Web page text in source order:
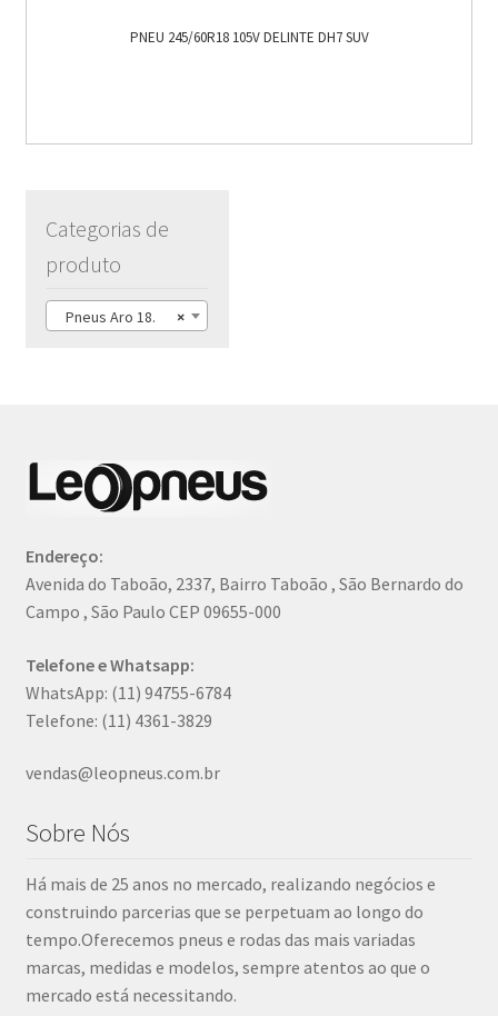
PNEU 245/60R18 105V DELINTE DH7 SUV
Categorias de
produto
×
Pneus Aro 18.
Endereço:
Avenida do Taboão, 2337, Bairro Taboão , São Bernardo do
Campo , São Paulo CEP 09655-000
Telefone e Whatsapp:
WhatsApp: (11) 94755-6784
Telefone: (11) 4361-3829
vendas@leopneus.com.br
Sobre Nós
Há mais de 25 anos no mercado, realizando negócios e
construindo parcerias que se perpetuam ao longo do
tempo.Oferecemos pneus e rodas das mais variadas
marcas, medidas e modelos, sempre atentos ao que o
mercado está necessitando.